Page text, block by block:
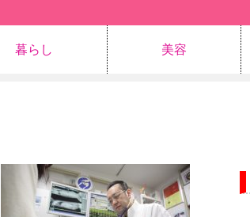
暮らし 美容